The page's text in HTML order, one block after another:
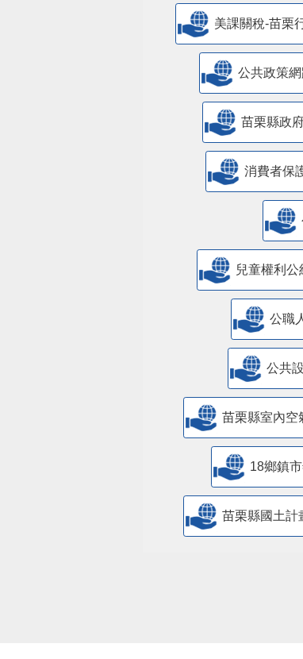
美課關稅-苗栗
公共政策
苗栗縣政
消費者保
兒童權利
公職
公共
苗栗縣室內空
18鄉鎮
苗栗縣國土計